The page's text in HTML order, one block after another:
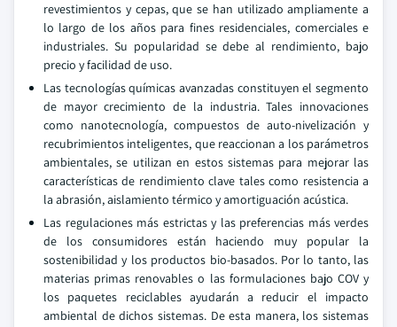
revestimientos y cepas, que se han utilizado ampliamente a
lo largo de los años para fines residenciales, comerciales e
industriales. Su popularidad se debe al rendimiento, bajo
precio y facilidad de uso.
Las tecnologías químicas avanzadas constituyen el segmento
de mayor crecimiento de la industria. Tales innovaciones
como nanotecnología, compuestos de auto-nivelización y
recubrimientos inteligentes, que reaccionan a los parámetros
ambientales, se utilizan en estos sistemas para mejorar las
características de rendimiento clave tales como resistencia a
la abrasión, aislamiento térmico y amortiguación acústica.
Las regulaciones más estrictas y las preferencias más verdes
de los consumidores están haciendo muy popular la
sostenibilidad y los productos bio-basados. Por lo tanto, las
materias primas renovables o las formulaciones bajo COV y
los paquetes reciclables ayudarán a reducir el impacto
ambiental de dichos sistemas. De esta manera, los sistemas